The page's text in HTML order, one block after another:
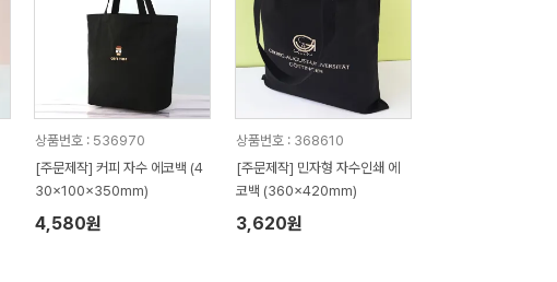
상품번호 : 536970
[주문제작] 커피 자수 에코백 (4
30x100x350mm)
4,580원
상품번호 : 368610
[주문제작] 민자형 자수인쇄 에
코백 (360x420mm)
3,620원